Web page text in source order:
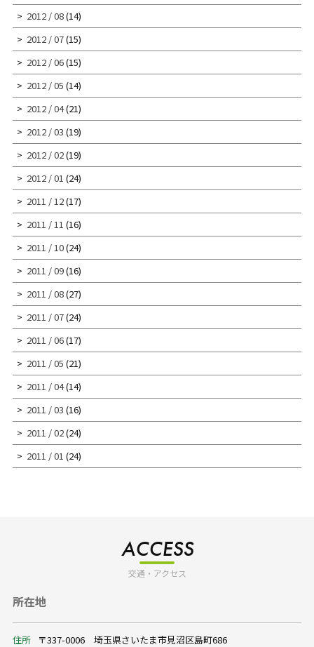
2012 / 08(14)
2012 / 07(15)
2012 / 06(15)
2012 / 05 (14)
2012 / 04(21)
2012 / 03 (19)
2012 / 02(19)
2012 / 01 (24)
2011 / 12(17)
2011 / 11 (16)
2011 / 10(24)
2011 / 09(16)
2011 / 08(27)
2011 / 07(24)
2011 / 06(17)
2011 / 05 (21)
2011 / 04(14)
2011 / 03 (16)
2011 / 02(24)
2011 / 01 (24)
ACCESS
交通・アクセス
所在地
住所 〒337-0006 埼玉県さいたま市見沼区島町686